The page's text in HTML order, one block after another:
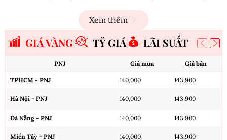
Xem thêm
GIÁ VÀNG TỶ GIÁ LÃI SUẤT
PNJ Giá mua Giá bán
TPHCM - PNJ 140,000 143,900
Hà Nội - PNJ 140,000 143,900
Đà Nẵng - PNJ 140,000 143,900
Miền Tây - PNJ 140,000 143,900